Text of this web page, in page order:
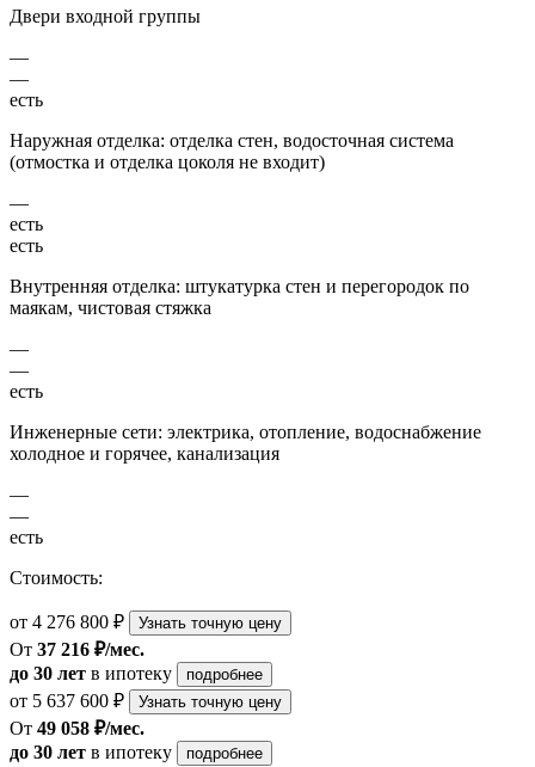
Двери входной группы
—
—
есть
Наружная отделка: отделка стен, водосточная система
(отмостка и отделка цоколя не входит)
—
есть
есть
Внутренняя отделка: штукатурка стен и перегородок по
маякам, чистовая стяжка
—
—
есть
Инженерные сети: электрика, отопление, водоснабжение
холодное и горячее, канализация
—
—
есть
Стоимость:
от 4 276 800 ₽ Узнать точную цену
От 37 216 ₽/мес.
до 30 лет в ипотеку подробнее
от 5 637 600 ₽ Узнать точную цену
От 49 058 ₽/мес.
до 30 лет в ипотеку подробнее